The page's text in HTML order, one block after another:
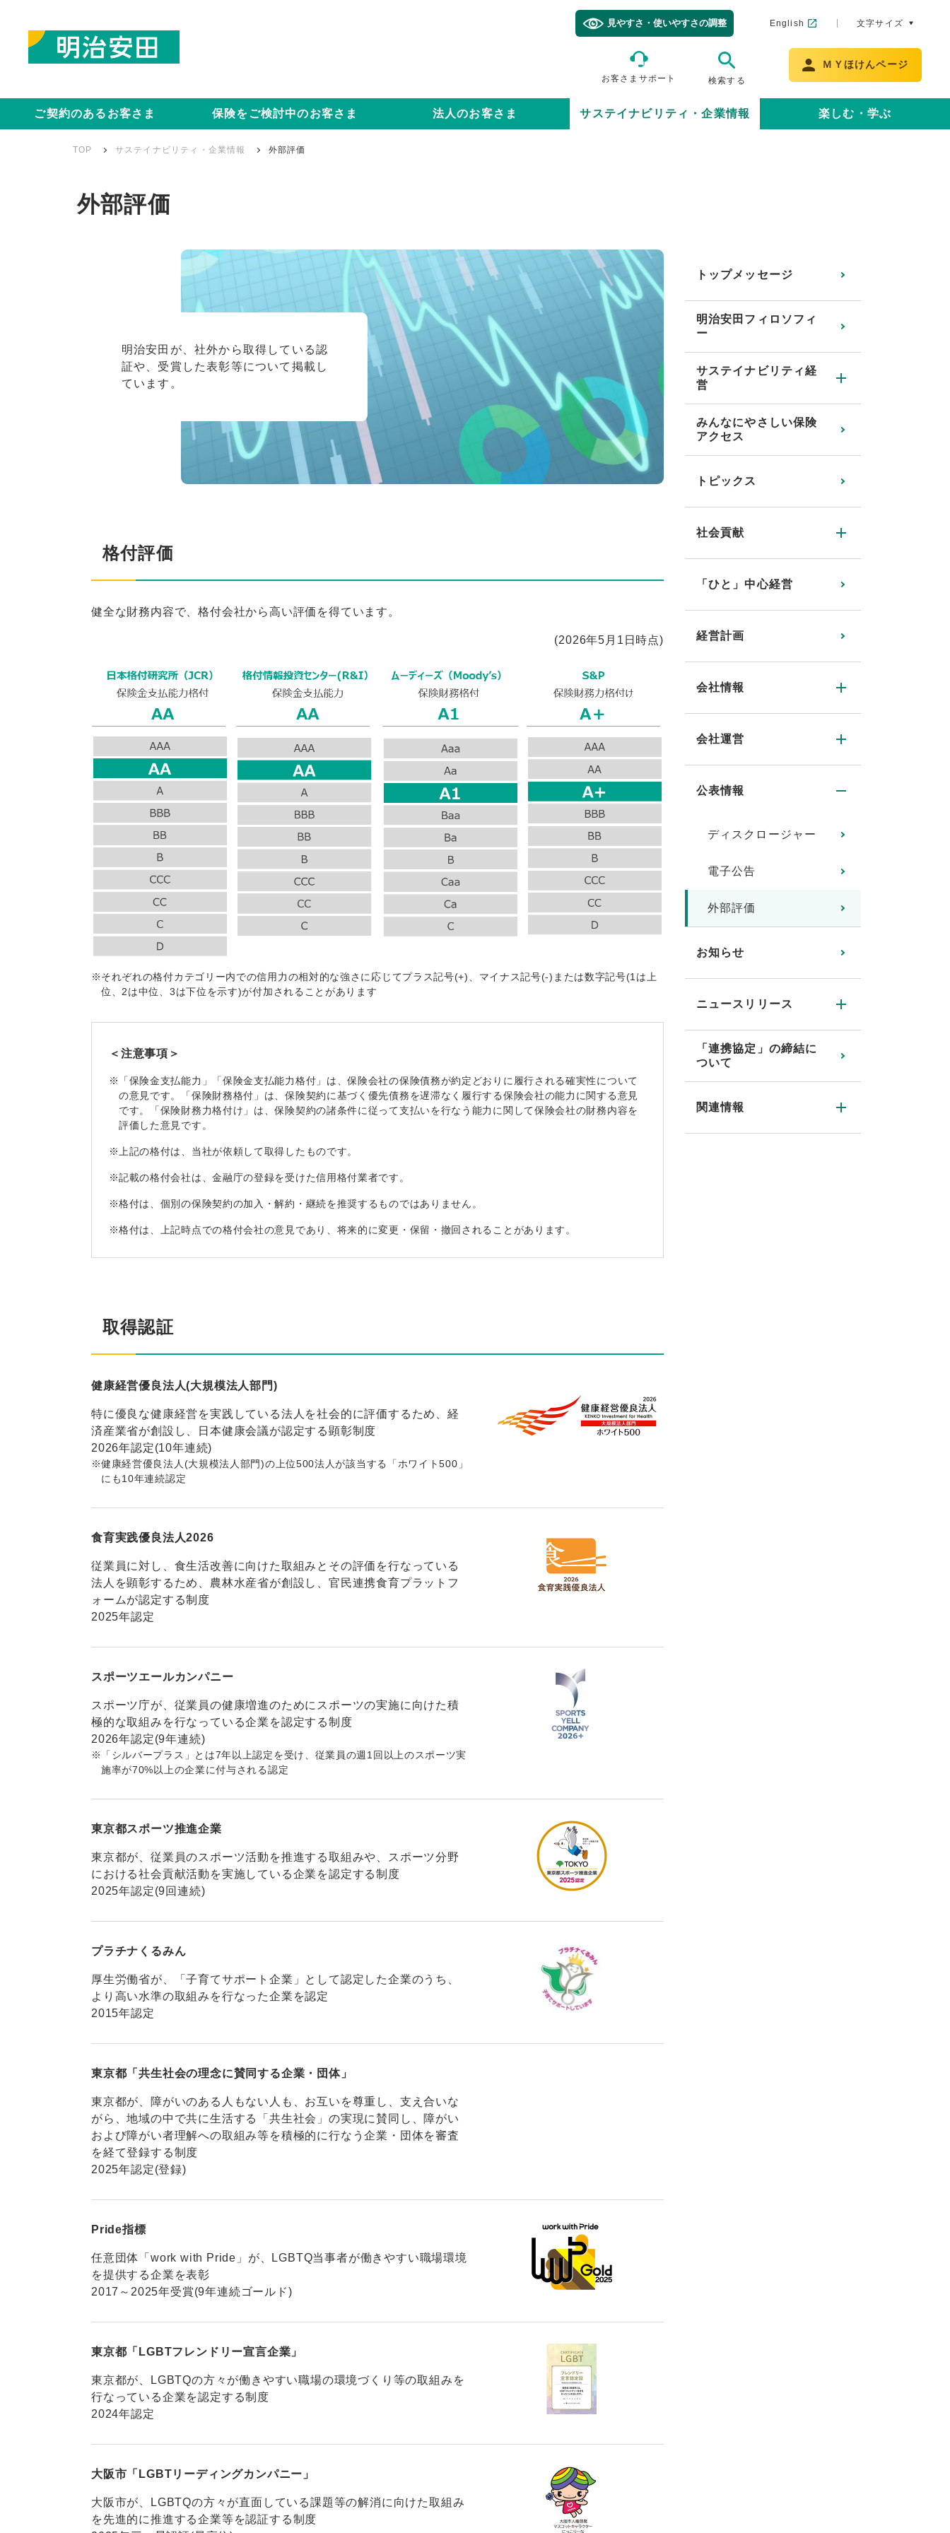
見やすさ・使いやすさの調整 English 文字サイズ
お客さまサポート 検索する
ＭＹほけんページ
ご契約のあるお客さま 保険をご検討中のお客さま 法人のお客さま サステイナビリティ・企業情報 楽しむ・学ぶ
TOP サステイナビリティ・企業情報 外部評価
外部評価
明治安田が、社外から取得している認
証や、受賞した表彰等について掲載し
ています。
格付評価
健全な財務内容で、格付会社から高い評価を得ています。
(2026年5月1日時点)
※それぞれの格付カテゴリー内での信用力の相対的な強さに応じてプラス記号(+)、マイナス記号(-)または数字記号(1は上
位、2は中位、3は下位を示す)が付加されることがあります
＜注意事項＞
※
「保険金支払能力」「保険金支払能力格付」は、保険会社の保険債務が約定どおりに履行される確実性について
の意見です。「保険財務格付」は、保険契約に基づく優先債務を遅滞なく履行する保険会社の能力に関する意見
です。「保険財務力格付け」は、保険契約の諸条件に従って支払いを行なう能力に関して保険会社の財務内容を
評価した意見です。
※ 上記の格付は、当社が依頼して取得したものです。
※記載の格付会社は、金融庁の登録を受けた信用格付業者です。
※格付は、個別の保険契約の加入・解約・継続を推奨するものではありません。
※格付は、上記時点での格付会社の意見であり、将来的に変更・保留・撤回されることがあります。
取得認証
健康経営優良法人(大規模法人部門)
特に優良な健康経営を実践している法人を社会的に評価するため、経
済産業省が創設し、日本健康会議が認定する顕彰制度
2026年認定(10年連続)
※健康経営優良法人(大規模法人部門)の上位500法人が該当する「ホワイト500」
にも10年連続認定
食育実践優良法人2026
従業員に対し、食生活改善に向けた取組みとその評価を行なっている
法人を顕彰するため、農林水産省が創設し、官民連携食育プラットフ
ォームが認定する制度
2025年認定
スポーツエールカンパニー
スポーツ庁が、従業員の健康増進のためにスポーツの実施に向けた積
極的な取組みを行なっている企業を認定する制度
2026年認定(9年連続)
※
「シルバープラス」とは7年以上認定を受け、従業員の週1回以上のスポーツ実
施率が70%以上の企業に付与される認定
東京都スポーツ推進企業
東京都が、従業員のスポーツ活動を推進する取組みや、スポーツ分野
における社会貢献活動を実施している企業を認定する制度
2025年認定(9回連続)
プラチナくるみん
厚生労働省が、「子育てサポート企業」として認定した企業のうち、
より高い水準の取組みを行なった企業を認定
2015年認定
東京都「共生社会の理念に賛同する企業・団体」
東京都が、障がいのある人もない人も、お互いを尊重し、支え合いな
がら、地域の中で共に生活する「共生社会」の実現に賛同し、障がい
および障がい者理解への取組み等を積極的に行なう企業・団体を審査
を経て登録する制度
2025年認定(登録)
Pride指標
任意団体「work with Pride」が、LGBTQ当事者が働きやすい職場環境
を提供する企業を表彰
2017～2025年受賞(9年連続ゴールド)
東京都「LGBTフレンドリー宣言企業」
東京都が、LGBTQの方々が働きやすい職場の環境づくり等の取組みを
行なっている企業を認定する制度
2024年認定
大阪市「LGBTリーディングカンパニー」
大阪市が、LGBTQの方々が直面している課題等の解消に向けた取組み
を先進的に推進する企業等を認証する制度
トップメッセージ
明治安田フィロソフィ
ー
サステイナビリティ経
営
みんなにやさしい保険
アクセス
トピックス
社会貢献
「ひと」中心経営
経営計画
会社情報
会社運営
公表情報
ディスクロージャー
電子公告
外部評価
お知らせ
ニュースリリース
「連携協定」の締結に
ついて
関連情報